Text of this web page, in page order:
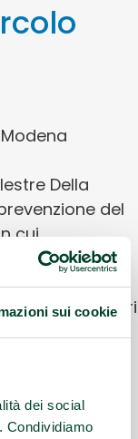
sui cookie
dei social
Condividiamo
Della
del
cui,
di anziani
le
da volontari
della
di riferimento